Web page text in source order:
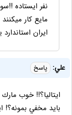
نفر ایستاده
ایران استاندارد یورو 2 را هم به زور دارد
علي: پاسخ
ايتاليا؟!! خوب
بايد مخفي بمونه؟!